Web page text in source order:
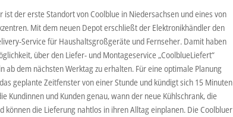
der erste Standort von Coolblue in Niedersachsen und eines von
Mit dem neuen Depot erschließt der Elektronikhändler den
Service für Haushaltsgroßgeräte und Fernseher. Damit haben
über den Liefer- und Montageservice „CoolblueLiefert“
ab dem nächsten Werktag zu erhalten. Für eine optimale Planung
geplante Zeitfenster von einer Stunde und kündigt sich 15 Minuten
Kundinnen und Kunden genau, wann der neue Kühlschrank, die
können die Lieferung nahtlos in ihren Alltag einplanen. Die Coolbluer